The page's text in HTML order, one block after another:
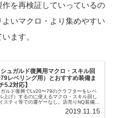
を再検証していっているの
いマクロ・より集めやすい
ます。
シュガルド復興用マクロ・スキル回
レベリング用）とおすすめ装備ま
5.2対応】
ルド復興でLv20〜79のクラフターをレベ
上げ）するのに使えるマクロ・スキル回し
スティ等での運ゲーなし。店売りNQ装備で
2019.11.15